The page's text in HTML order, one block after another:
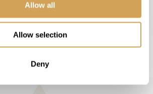
Allow all
Allow selection
Deny